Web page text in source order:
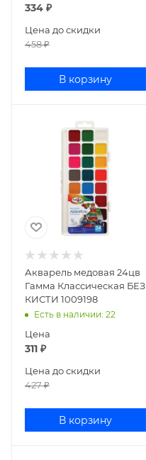
334 ₽
Цена до скидки
458₽
В корзину
Акварель медовая 24цв
Гамма Классическая БЕЗ
КИСТИ 1009198
Есть в наличии: 22
Цена
311 ₽
Цена до скидки
427₽
В корзину